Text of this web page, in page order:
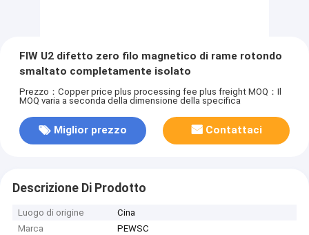
FIW U2 difetto zero filo magnetico di rame rotondo
smaltato completamente isolato
Prezzo：Copper price plus processing fee plus freight MOQ：Il
MOQ varia a seconda della dimensione della specifica
Miglior prezzo Contattaci
Descrizione Di Prodotto
Luogo di origine
Cina
Marca
PEWSC